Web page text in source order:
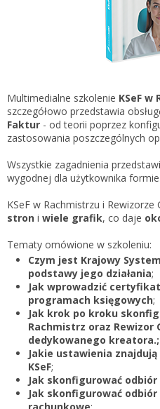
Gestor nexo PRO krok
KSeF w Subiekcie GT
KSeF w Subiekcie nexo/
KSeF w Rachmistrzu i
Portal Dokumentów z
Portal Dokumentów z
rachunkowych
Logowanie do
Hasło
Zapomniałem hasła
Nie masz konta
Zarejestruj
Multimedialne szkolenie KSeF w
szczegółowo przedstawia
Faktur - od teorii poprzez
zastosowania poszczególnych
Wszystkie zagadnienia
wygodnej dla użytkownika formie.
KSeF w Rachmistrzu i Rewizorze
stron i wiele grafik, co daje
Tematy omówione w szkoleniu:
Czym jest Krajowy
podstawy jego działania;
Jak wprowadzić
programach księgowych;
Jak krok po kroku
Rachmistrz oraz Rewizor
dedykowanego kreatora.;
Jakie ustawienia
KSeF;
Jak skonfigurować odbiór
Jak skonfigurować